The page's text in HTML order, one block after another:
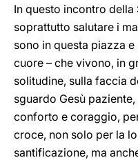
In questo incontro
soprattutto salutare i
sono in questa piazza
cuore – che vivono, in
solitudine, sulla faccia
sguardo Gesù
conforto e coraggio,
croce, non solo per la
santificazione, ma